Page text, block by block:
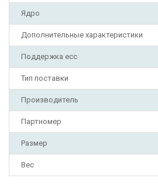
Ядро
Дополнительные характеристики
Поддержка ecc
Тип поставки
Производитель
Партномер
Размер
Вес